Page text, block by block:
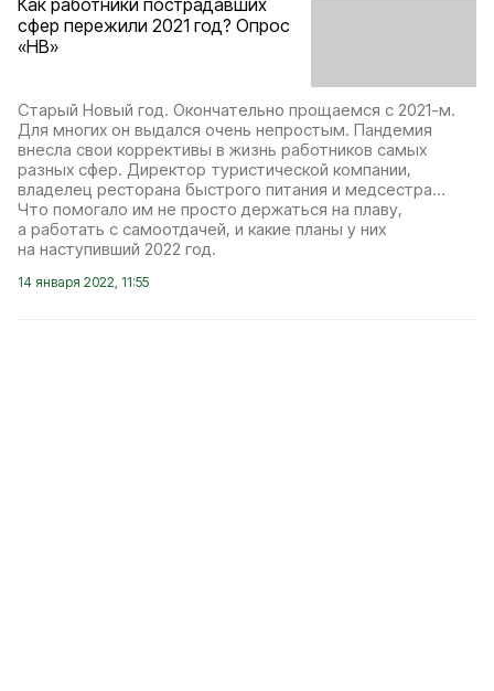
сфер пережили 2021 год? Опрос
«НВ»
Старый Новый год. Окончательно прощаемся с 2021-м.
Для многих он выдался очень непростым. Пандемия
внесла свои коррективы в жизнь работников самых
разных сфер. Директор туристической компании,
владелец ресторана быстрого питания и медсестра…
Что помогало им не просто держаться на плаву,
а работать с самоотдачей, и какие планы у них
на наступивший 2022 год.
14 января 2022, 11:55